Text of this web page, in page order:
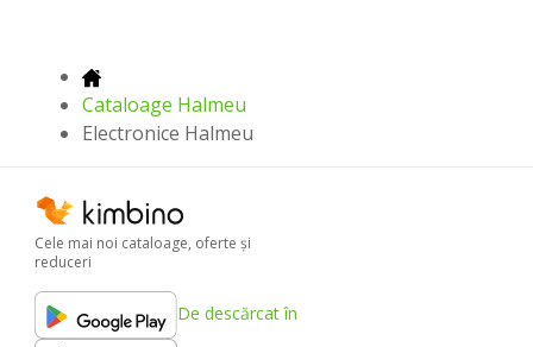
Cataloage Halmeu
Electronice Halmeu
Cele mai noi cataloage, oferte şi
reduceri
De descărcat în